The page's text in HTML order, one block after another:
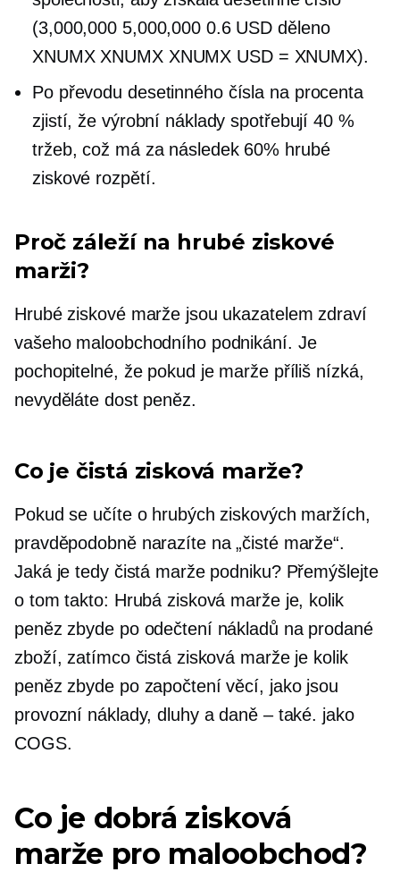
(3,000,000 5,000,000 0.6 USD děleno
XNUMX XNUMX XNUMX USD = XNUMX).
Po převodu desetinného čísla na procenta
zjistí, že výrobní náklady spotřebují 40 %
tržeb, což má za následek 60% hrubé
ziskové rozpětí.
Proč záleží na hrubé ziskové
marži?
Hrubé ziskové marže jsou ukazatelem zdraví
vašeho maloobchodního podnikání. Je
pochopitelné, že pokud je marže příliš nízká,
nevyděláte dost peněz.
Co je čistá zisková marže?
Pokud se učíte o hrubých ziskových maržích,
pravděpodobně narazíte na „čisté marže“.
Jaká je tedy čistá marže podniku? Přemýšlejte
o tom takto: Hrubá zisková marže je, kolik
peněz zbyde po odečtení nákladů na prodané
zboží, zatímco čistá zisková marže je kolik
peněz zbyde po započtení věcí, jako jsou
provozní náklady, dluhy a daně – také. jako
COGS.
Co je dobrá zisková
marže pro maloobchod?